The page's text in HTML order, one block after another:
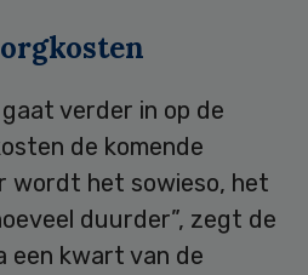
gaat verder in op de
de komende
wordt het sowieso, het
duurder”, zegt de
een kwart van de